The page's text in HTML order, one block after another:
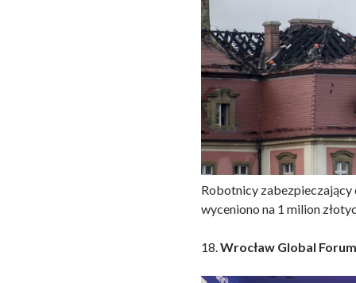
Robotnicy zabezpieczający
wyceniono na 1 milion
18.Wrocław Global Forum